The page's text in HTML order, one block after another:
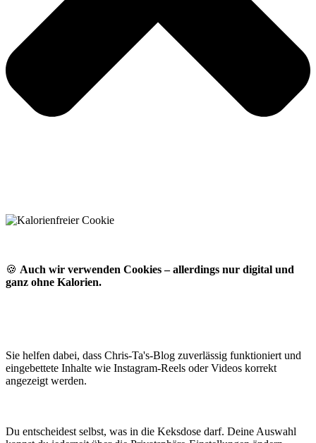
🍪 Auch wir verwenden Cookies – allerdings nur digital und
ganz ohne Kalorien.
Sie helfen dabei, dass Chris-Ta's-Blog zuverlässig funktioniert und
eingebettete Inhalte wie Instagram-Reels oder Videos korrekt
angezeigt werden.
Du entscheidest selbst, was in die Keksdose darf. Deine Auswahl